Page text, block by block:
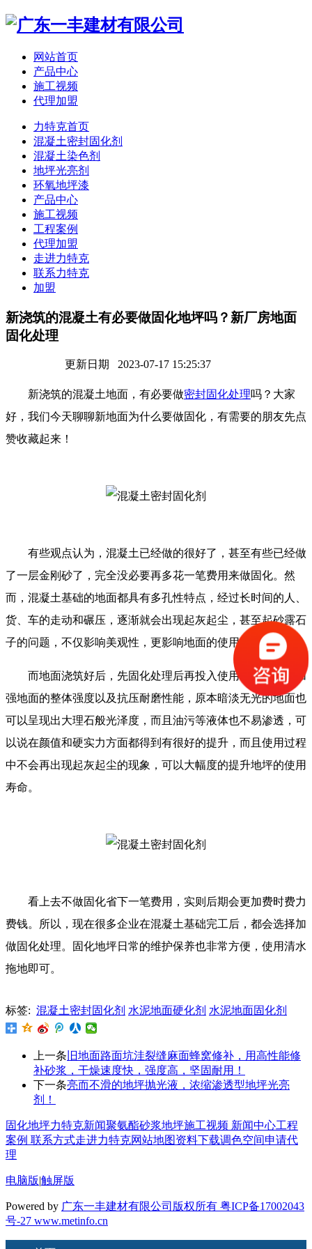
网站首页
产品中心
施工视频
代理加盟
力特克首页
混凝土密封固化剂
混凝土染色剂
地坪光亮剂
环氧地坪漆
产品中心
施工视频
工程案例
代理加盟
走进力特克
联系力特克
加盟
新浇筑的混凝土有必要做固化地坪吗？新厂房地面
固化处理
更新日期 2023-07-17 15:25:37
新浇筑的混凝土地面，有必要做密封固化处理吗？大家
好，我们今天聊聊新地面为什么要做固化，有需要的朋友先点
赞收藏起来！
有些观点认为，混凝土已经做的很好了，甚至有些已经做
了一层金刚砂了，完全没必要再多花一笔费用来做固化。然
而，混凝土基础的地面都具有多孔性特点，经过长时间的人、
货、车的走动和碾压，逐渐就会出现起灰起尘，甚至起砂露石
子的问题，不仅影响美观性，更影响地面的使用。
而地面浇筑好后，先固化处理后再投入使用，不仅可以加
强地面的整体强度以及抗压耐磨性能，原本暗淡无光的地面也
可以呈现出大理石般光泽度，而且油污等液体也不易渗透，可
以说在颜值和硬实力方面都得到有很好的提升，而且使用过程
中不会再出现起灰起尘的现象，可以大幅度的提升地坪的使用
寿命。
看上去不做固化省下一笔费用，实则后期会更加费时费力
费钱。所以，现在很多企业在混凝土基础完工后，都会选择加
做固化处理。固化地坪日常的维护保养也非常方便，使用清水
拖地即可。
标签: 混凝土密封固化剂 水泥地面硬化剂 水泥地面固化剂
上一条 旧地面路面坑洼裂缝麻面蜂窝修补，用高性能修
补砂浆，干燥速度快，强度高，坚固耐用！
下一条亮而不滑的地坪抛光液，浓缩渗透型地坪光亮
剂！
固化地坪力特克新闻聚氨酯砂浆地坪施工视频 新闻中心工程
案例 联系方式走进力特克网站地图资料下载调色空间申请代
理
电脑版|触屏版
Powered by 广东一丰建材有限公司版权所有 粤ICP备17002043
号-27 www.metinfo.cn